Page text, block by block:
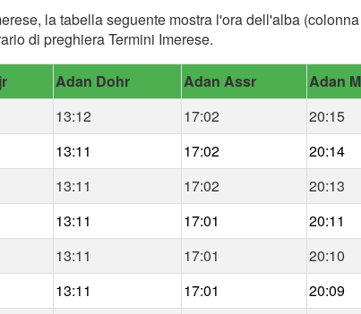
la tabella seguente mostra l'ora dell'alba
di preghiera Termini Imerese.
Adan Dohr Adan Assr Adan
13:12 17:02 20:15
13:11 17:02 20:14
13:11 17:02 20:13
13:11 17:01 20:11
13:11 17:01 20:10
13:11 17:01 20:09